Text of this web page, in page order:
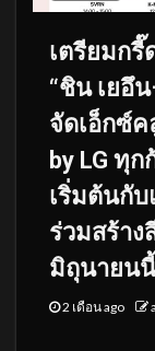
เตรียมก
“ชิน เยอึ
จัดเอ็กซ์ค
by LG ทุ
เริ่มต้นกั
ร่วมสร้าง
มิถุนายนนี้
2 เดือน ago